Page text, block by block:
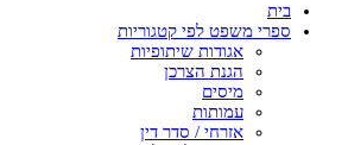
בית
ספרי משפט לפי קטגוריות
אגודות שיתופיות
הגנת הצרכן
מיסים
עמותות
אזרחי / סדר דין